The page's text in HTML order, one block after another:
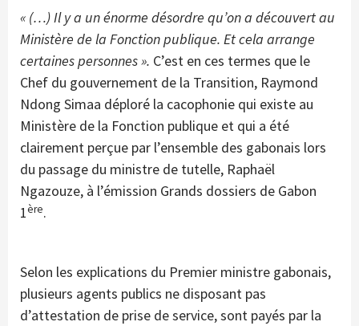
« (…) Il y a un énorme désordre qu’on a découvert au
Ministère de la Fonction publique. Et cela arrange
certaines personnes ». C’est en ces termes que le
Chef du gouvernement de la Transition, Raymond
Ndong Simaa déploré la cacophonie qui existe au
Ministère de la Fonction publique et qui a été
clairement perçue par l’ensemble des gabonais lors
du passage du ministre de tutelle, Raphaël
Ngazouze, à l’émission Grands dossiers de Gabon
1ère.
Selon les explications du Premier ministre gabonais,
plusieurs agents publics ne disposant pas
d’attestation de prise de service, sont payés par la